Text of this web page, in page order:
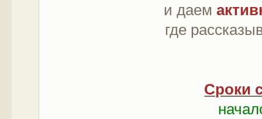
и даем
где
Сроки